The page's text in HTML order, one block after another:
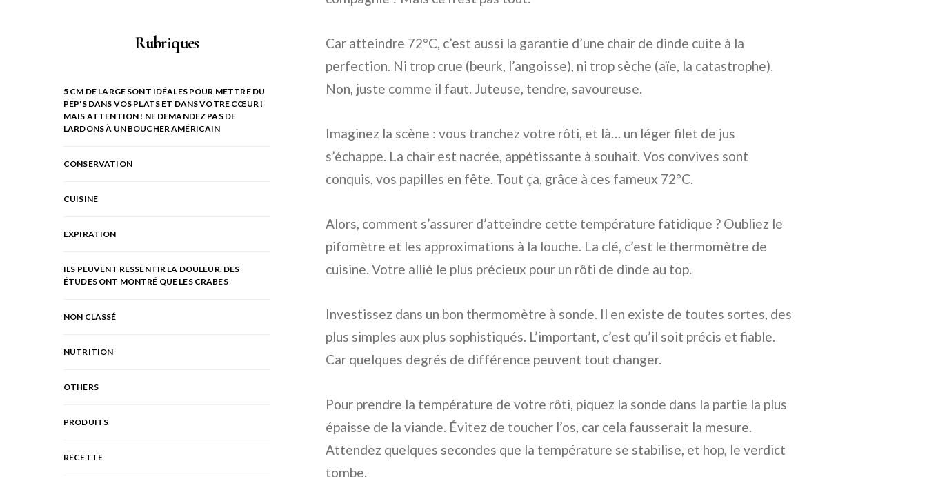
Car atteindre 72°C, c’est aussi la garantie d’une chair de dinde cuite à la
perfection. Ni trop crue (beurk, l’angoisse), ni trop sèche (aïe, la catastrophe).
Non, juste comme il faut. Juteuse, tendre, savoureuse.
Imaginez la scène : vous tranchez votre rôti, et là… un léger filet de jus
s’échappe. La chair est nacrée, appétissante à souhait. Vos convives sont
conquis, vos papilles en fête. Tout ça, grâce à ces fameux 72°C.
Alors, comment s’assurer d’atteindre cette température fatidique ? Oubliez le
pifomètre et les approximations à la louche. La clé, c’est le thermomètre de
cuisine. Votre allié le plus précieux pour un rôti de dinde au top.
Investissez dans un bon thermomètre à sonde. Il en existe de toutes sortes, des
plus simples aux plus sophistiqués. L’important, c’est qu’il soit précis et fiable.
Car quelques degrés de différence peuvent tout changer.
Pour prendre la température de votre rôti, piquez la sonde dans la partie la plus
épaisse de la viande. Évitez de toucher l’os, car cela fausserait la mesure.
Attendez quelques secondes que la température se stabilise, et hop, le verdict
tombe.
Rubriques
5 CM DE LARGE SONT IDÉALES POUR METTRE DU
PEP'S DANS VOS PLATS ET DANS VOTRE CŒUR !
MAIS ATTENTION ! NE DEMANDEZ PAS DE
LARDONS À UN BOUCHER AMÉRICAIN
CONSERVATION
CUISINE
EXPIRATION
ILS PEUVENT RESSENTIR LA DOULEUR. DES
ÉTUDES ONT MONTRÉ QUE LES CRABES
NON CLASSÉ
NUTRITION
OTHERS
PRODUITS
RECETTE